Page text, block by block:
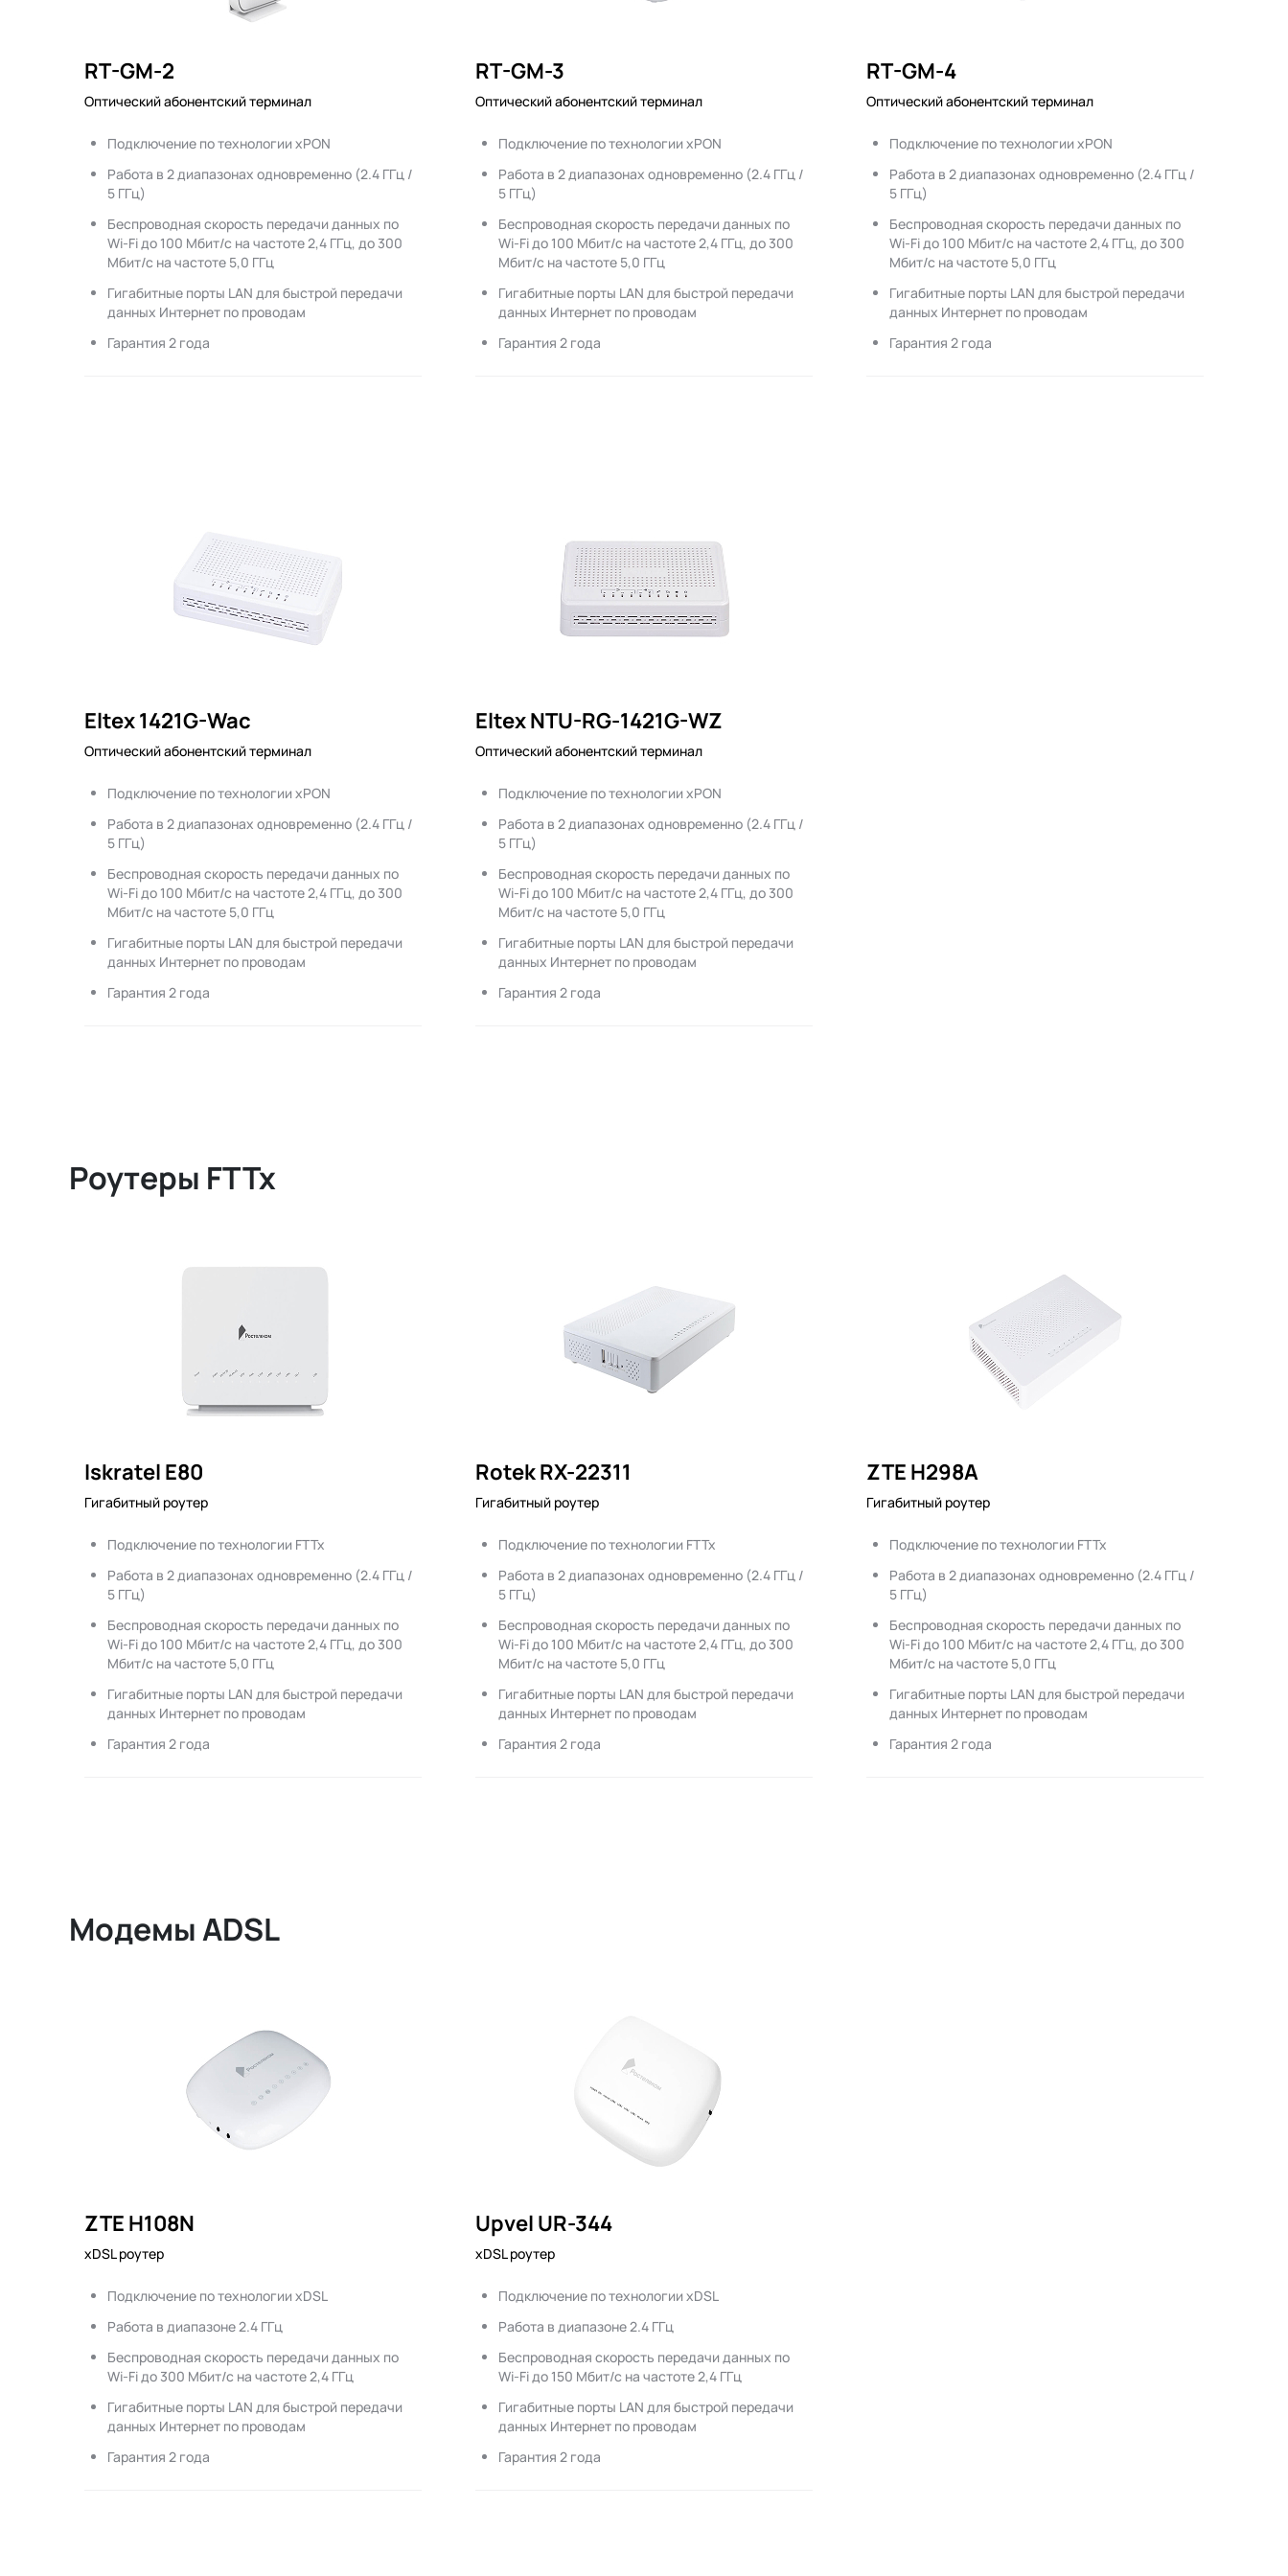
RT-GM-2
Оптический абонентский терминал
Подключение по технологии xPON
Работа в 2 диапазонах одновременно (2.4 ГГц /
5 ГГц)
Беспроводная скорость передачи данных по
Wi-Fi до 100 Мбит/с на частоте 2,4 ГГц, до 300
Мбит/с на частоте 5,0 ГГц
Гигабитные порты LAN для быстрой передачи
данных Интернет по проводам
Гарантия 2 года
RT-GM-3
Оптический абонентский терминал
Подключение по технологии xPON
Работа в 2 диапазонах одновременно (2.4 ГГц /
5 ГГц)
Беспроводная скорость передачи данных по
Wi-Fi до 100 Мбит/с на частоте 2,4 ГГц, до 300
Мбит/с на частоте 5,0 ГГц
Гигабитные порты LAN для быстрой передачи
данных Интернет по проводам
Гарантия 2 года
RT-GM-4
Оптический абонентский терминал
Подключение по технологии xPON
Работа в 2 диапазонах одновременно (2.4 ГГц /
5 ГГц)
Беспроводная скорость передачи данных по
Wi-Fi до 100 Мбит/с на частоте 2,4 ГГц, до 300
Мбит/с на частоте 5,0 ГГц
Гигабитные порты LAN для быстрой передачи
данных Интернет по проводам
Гарантия 2 года
Eltex 1421G-Wac
Оптический абонентский терминал
Подключение по технологии xPON
Работа в 2 диапазонах одновременно (2.4 ГГц /
5 ГГц)
Беспроводная скорость передачи данных по
Wi-Fi до 100 Мбит/с на частоте 2,4 ГГц, до 300
Мбит/с на частоте 5,0 ГГц
Гигабитные порты LAN для быстрой передачи
данных Интернет по проводам
Гарантия 2 года
Eltex NTU-RG-1421G-WZ
Оптический абонентский терминал
Подключение по технологии xPON
Работа в 2 диапазонах одновременно (2.4 ГГц /
5 ГГц)
Беспроводная скорость передачи данных по
Wi-Fi до 100 Мбит/с на частоте 2,4 ГГц, до 300
Мбит/с на частоте 5,0 ГГц
Гигабитные порты LAN для быстрой передачи
данных Интернет по проводам
Гарантия 2 года
Роутеры FTTx
Iskratel E80
Гигабитный роутер
Подключение по технологии FTTx
Работа в 2 диапазонах одновременно (2.4 ГГц /
5 ГГц)
Беспроводная скорость передачи данных по
Wi-Fi до 100 Мбит/с на частоте 2,4 ГГц, до 300
Мбит/с на частоте 5,0 ГГц
Гигабитные порты LAN для быстрой передачи
данных Интернет по проводам
Гарантия 2 года
Rotek RX-22311
Гигабитный роутер
Подключение по технологии FTTx
Работа в 2 диапазонах одновременно (2.4 ГГц /
5 ГГц)
Беспроводная скорость передачи данных по
Wi-Fi до 100 Мбит/с на частоте 2,4 ГГц, до 300
Мбит/с на частоте 5,0 ГГц
Гигабитные порты LAN для быстрой передачи
данных Интернет по проводам
Гарантия 2 года
ZTE H298A
Гигабитный роутер
Подключение по технологии FTTx
Работа в 2 диапазонах одновременно (2.4 ГГц /
5 ГГц)
Беспроводная скорость передачи данных по
Wi-Fi до 100 Мбит/с на частоте 2,4 ГГц, до 300
Мбит/с на частоте 5,0 ГГц
Гигабитные порты LAN для быстрой передачи
данных Интернет по проводам
Гарантия 2 года
Модемы ADSL
ZTE H108N
xDSL роутер
Подключение по технологии xDSL
Работа в диапазоне 2.4 ГГц
Беспроводная скорость передачи данных по
Wi-Fi до 300 Мбит/с на частоте 2,4 ГГц
Гигабитные порты LAN для быстрой передачи
данных Интернет по проводам
Гарантия 2 года
Upvel UR-344
xDSL роутер
Подключение по технологии xDSL
Работа в диапазоне 2.4 ГГц
Беспроводная скорость передачи данных по
Wi-Fi до 150 Мбит/с на частоте 2,4 ГГц
Гигабитные порты LAN для быстрой передачи
данных Интернет по проводам
Гарантия 2 года